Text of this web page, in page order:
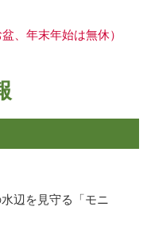
、年末年始は無休）
辺を見守る「モニ